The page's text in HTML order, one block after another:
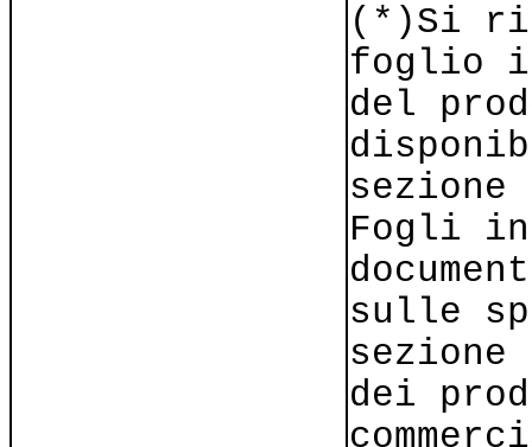
(*)Si
foglio
del
sezione
Fogli
sulle
sezione
dei